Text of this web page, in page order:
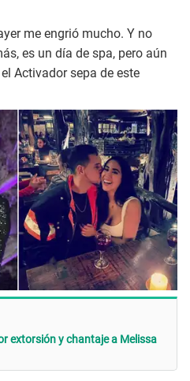
me engrió mucho. Y no
es un día de spa, pero aún
Activador sepa de este
extorsión y chantaje a Melissa